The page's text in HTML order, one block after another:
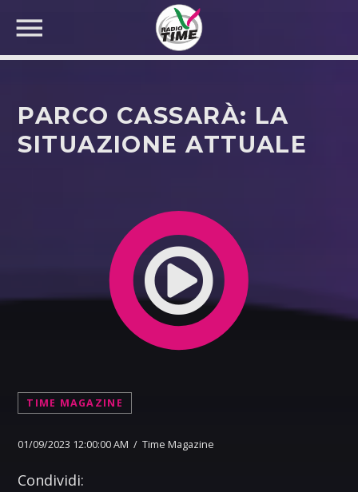
PARCO CASSARÀ: LA
SITUAZIONE ATTUALE
TIME MAGAZINE
01/09/2023 12:00:00 AM / Time Magazine
Condividi: